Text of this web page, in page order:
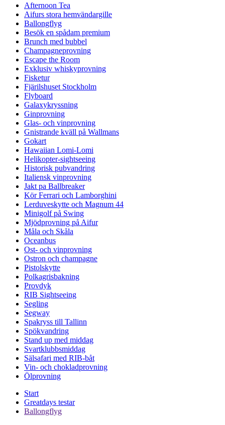
Afternoon Tea
Aifurs stora hemvändargille
Ballongflyg
Besök en spådam premium
Brunch med bubbel
Champagneprovning
Escape the Room
Exklusiv whiskyprovning
Fisketur
Fjärilshuset Stockholm
Flyboard
Galaxykryssning
Ginprovning
Glas- och vinprovning
Gnistrande kväll på Wallmans
Gokart
Hawaiian Lomi-Lomi
Helikopter-sightseeing
Historisk pubvandring
Italiensk vinprovning
Jakt pa Ballbreaker
Kör Ferrari och Lamborghini
Lerduveskytte och Magnum 44
Minigolf på Swing
Mjödprovning på Aifur
Måla och Skåla
Oceanbus
Ost- och vinprovning
Ostron och champagne
Pistolskytte
Polkagrisbakning
Provdyk
RIB Sightseeing
Segling
Segway
Spakryss till Tallinn
Spökvandring
Stand up med middag
Svartklubbsmiddag
Sälsafari med RIB-båt
Vin- och chokladprovning
Ölprovning
Start
Greatdays testar
Ballongflyg